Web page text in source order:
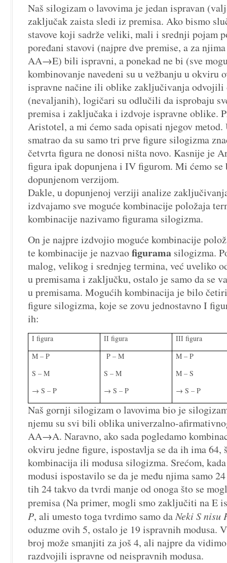
Naš silogizam o lavovima je jedan ispravan
zaključak zaista sledi iz premisa. Ako bismo
stavove koji sadrže veliki, mali i srednji pojam
poređani stavovi (najpre dve premise, a za
AA→E) bili ispravni, a ponekad ne bi (sve
kombinovanje navedeni su u vežbanju u okviru
ispravne načine ili oblike zaključivanja odvojili
(nevaljanih), logičari su odlučili da isprobaju
premisa i zaključaka i izdvoje ispravne oblike.
Aristotel, a mi ćemo sada opisati njegov
smatrao da su samo tri prve figure silogizma
četvrta figura ne donosi ništa novo. Kasnije je
figura ipak dopunjena i IV figurom. Mi ćemo se
dopunjenom verzijom.
Dakle, u dopunjenoj verziji analize
izdvajamo sve moguće kombinacije položaja
kombinacije nazivamo figurama silogizma.
On je najpre izdvojio moguće kombinacije
te kombinacije je nazvaofigurama silogizma.
malog, velikog i srednjeg termina, već uveliko
u premisama i zaključku, ostalo je samo da se
u premisama. Mogućih kombinacija je bilo
figure silogizma, koje se zovu jednostavno I
ih:
I figura II figura
III figura
M – P
S – M
→ S – P
P – M
S – M
→ S – P
M – P
M – S
→ S – P
Naš gornji silogizam o lavovima bio je
njemu su svi bili oblika univerzalno-
AA→A. Naravno, ako sada pogledamo
okviru jedne figure, ispostavlja se da ih ima 64,
kombinacija ili modusa silogizma. Srećom,
modusi ispostavilo se da je među njima samo
tih 24 takvo da tvrdi manje od onoga što se
premisa (Na primer, mogli smo zaključiti na E
P, ali umesto toga tvrdimo samo daNeki S nisu
oduzme ovih 5, ostalo je 19 ispravnih modusa.
broj može smanjiti za još 4, ali najpre da
razdvojili ispravne od neispravnih modusa.